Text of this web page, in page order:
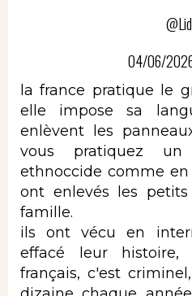
04/06/
la france pratique le
elle impose sa
enlèvent les
vous pratiquez
ethnoccide comme en
ont enlevés les
famille.
ils ont vécu en
effacé leur
français, c'est